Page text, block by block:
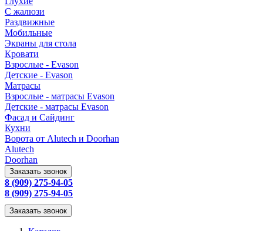
С жалюзи
Раздвижные
Мобильные
Экраны для стола
Кровати
Взрослые - Evason
Детские - Evason
Матрасы
Взрослые - матрасы Evason
Детские - матрасы Evason
Фасад и Сайдинг
Кухни
Ворота от Alutech и Doorhan
Alutech
Doorhan
Заказать звонок
8 (909) 275-94-05
8 (909) 275-94-05
Заказать звонок